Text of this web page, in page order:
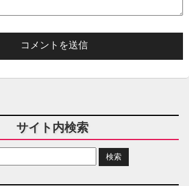
サイト内検索